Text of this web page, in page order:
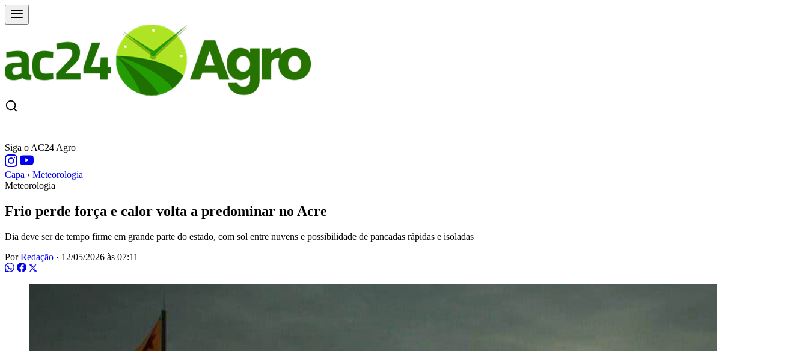
Siga o AC24 Agro
Capa › Meteorologia
Meteorologia
Frio perde força e calor volta a predominar no Acre
Dia deve ser de tempo firme em grande parte do estado, com sol entre nuvens e possibilidade de pancadas rápidas e isoladas
PorRedação · 12/05/2026 às 07:11